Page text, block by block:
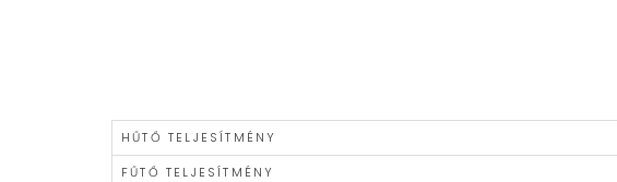
HŰTŐ TELJESÍTMÉNY
FŰTŐ TELJESÍTMÉNY